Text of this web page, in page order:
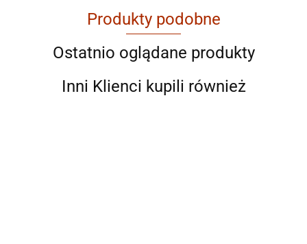
AGAM
Produkty podobne
Ostatnio oglądane produkty
Inni Klienci kupili również